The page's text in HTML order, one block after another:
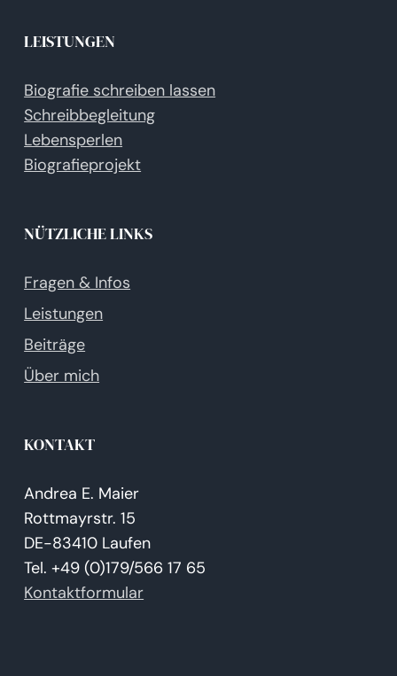
LEISTUNGEN
Biografie schreiben lassen
Schreibbegleitung
Lebensperlen
Biografieprojekt
NÜTZLICHE LINKS
Fragen & Infos
Leistungen
Beiträge
Über mich
KONTAKT
Andrea E. Maier
Rottmayrstr. 15
DE-83410 Laufen
Tel. +49 (0)179/566 17 65
Kontaktformular